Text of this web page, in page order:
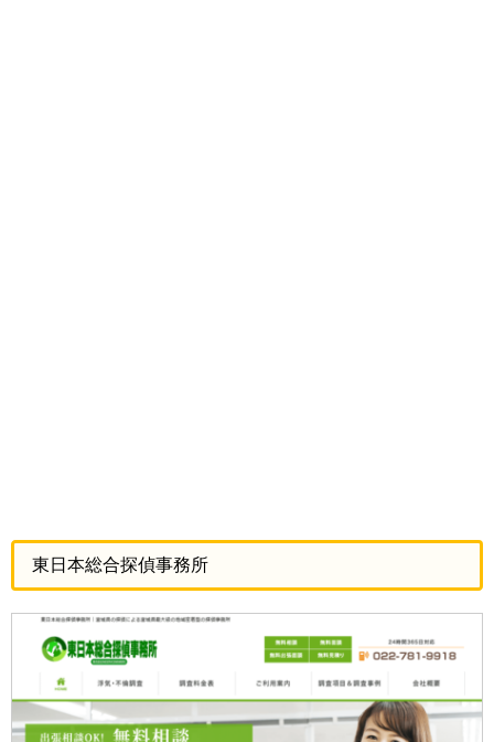
東日本総合探偵事務所